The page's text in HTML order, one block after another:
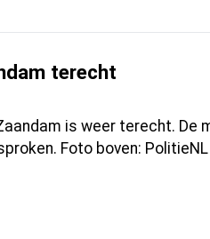
terecht
is weer terecht. De
Foto boven: PolitieNL